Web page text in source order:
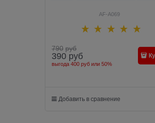
AF-A069
790 руб
390 руб
выгода 400 руб или 50%
Добавить в сравнение